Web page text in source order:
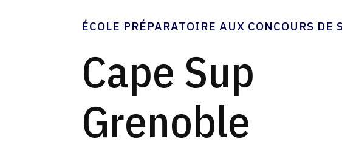
ÉCOLE PRÉPARATOIRE AUX CONCOURS DE
Cape Sup
Grenoble